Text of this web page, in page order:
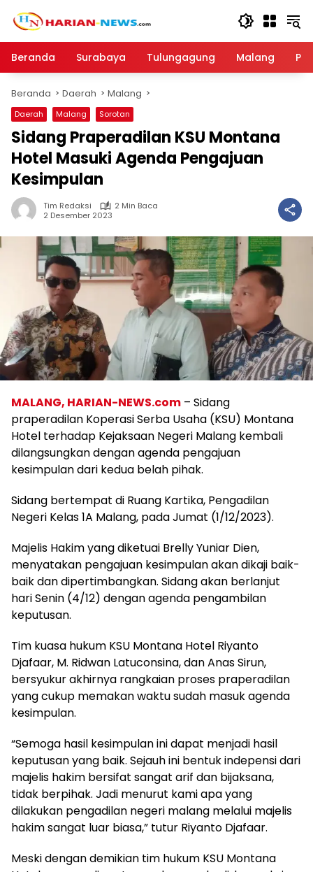
Beranda
Surabaya Tulungagung Malang
Beranda Daerah Malang
Daerah Malang Sorotan
Sidang Praperadilan KSU Montana
Hotel Masuki Agenda Pengajuan
Kesimpulan
Tim Redaksi
2 Min Baca
2 Desember 2023
MALANG, HARIAN-NEWS.com – Sidang
praperadilan Koperasi Serba Usaha (KSU) Montana
Hotel terhadap Kejaksaan Negeri Malang kembali
dilangsungkan dengan agenda pengajuan
kesimpulan dari kedua belah pihak.
Sidang bertempat di Ruang Kartika, Pengadilan
Negeri Kelas 1A Malang, pada Jumat (1/12/2023).
Majelis Hakim yang diketuai Brelly Yuniar Dien,
menyatakan pengajuan kesimpulan akan dikaji baik-
baik dan dipertimbangkan. Sidang akan berlanjut
hari Senin (4/12) dengan agenda pengambilan
keputusan.
Tim kuasa hukum KSU Montana Hotel Riyanto
Djafaar, M. Ridwan Latuconsina, dan Anas Sirun,
bersyukur akhirnya rangkaian proses praperadilan
yang cukup memakan waktu sudah masuk agenda
kesimpulan.
“Semoga hasil kesimpulan ini dapat menjadi hasil
keputusan yang baik. Sejauh ini bentuk indepensi dari
majelis hakim bersifat sangat arif dan bijaksana,
tidak berpihak. Jadi menurut kami apa yang
dilakukan pengadilan negeri malang melalui majelis
hakim sangat luar biasa,” tutur Riyanto Djafaar.
Meski dengan demikian tim hukum KSU Montana